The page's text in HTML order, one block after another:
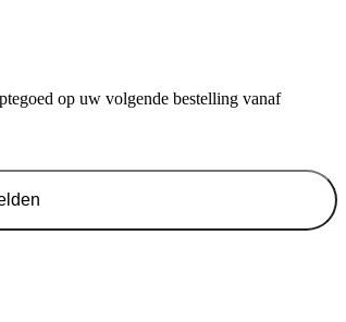
op uw volgende bestelling vanaf